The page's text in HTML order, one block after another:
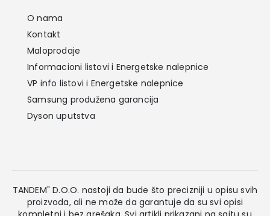
O nama
Kontakt
Maloprodaje
Informacioni listovi i Energetske nalepnice
VP info listovi i Energetske nalepnice
Samsung produžena garancija
Dyson uputstva
TANDEM" D.O.O. nastoji da bude što precizniji u opisu svih
proizvoda, ali ne može da garantuje da su svi opisi